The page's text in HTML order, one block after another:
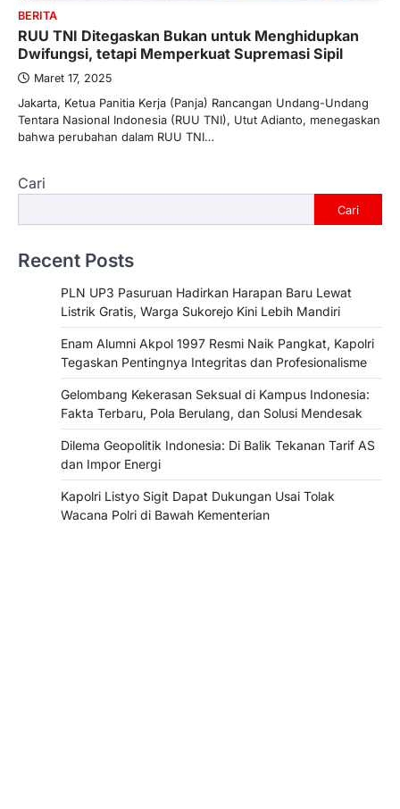
BERITA
RUU TNI Ditegaskan Bukan untuk Menghidupkan
Dwifungsi, tetapi Memperkuat Supremasi Sipil
Maret 17, 2025
Jakarta, Ketua Panitia Kerja (Panja) Rancangan Undang-Undang
Tentara Nasional Indonesia (RUU TNI), Utut Adianto, menegaskan
bahwa perubahan dalam RUU TNI…
Cari
Cari
Recent Posts
PLN UP3 Pasuruan Hadirkan Harapan Baru Lewat
Listrik Gratis, Warga Sukorejo Kini Lebih Mandiri
Enam Alumni Akpol 1997 Resmi Naik Pangkat, Kapolri
Tegaskan Pentingnya Integritas dan Profesionalisme
Gelombang Kekerasan Seksual di Kampus Indonesia:
Fakta Terbaru, Pola Berulang, dan Solusi Mendesak
Dilema Geopolitik Indonesia: Di Balik Tekanan Tarif AS
dan Impor Energi
Kapolri Listyo Sigit Dapat Dukungan Usai Tolak
Wacana Polri di Bawah Kementerian